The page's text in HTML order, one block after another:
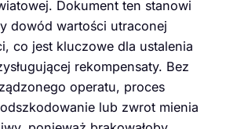
Dokument ten stanowi
dowód wartości utraconej
co jest kluczowe dla ustalenia
rekompensaty. Bez
operatu, proces
lub zwrot mienia